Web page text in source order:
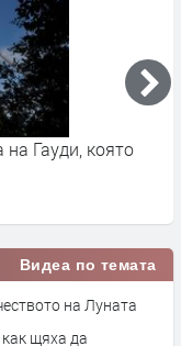
Гауди, която
Видеа по темата
на Луната